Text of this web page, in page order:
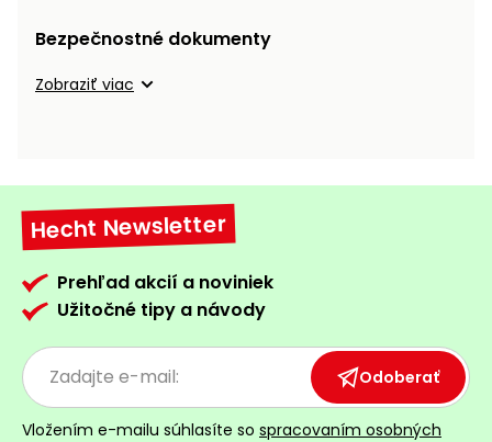
Bezpečnostné dokumenty
Zobraziť viac
Hecht Newsletter
Prehľad akcií a noviniek
Užitočné tipy a návody
Odoberať
Vložením e-mailu súhlasíte so spracovaním osobných